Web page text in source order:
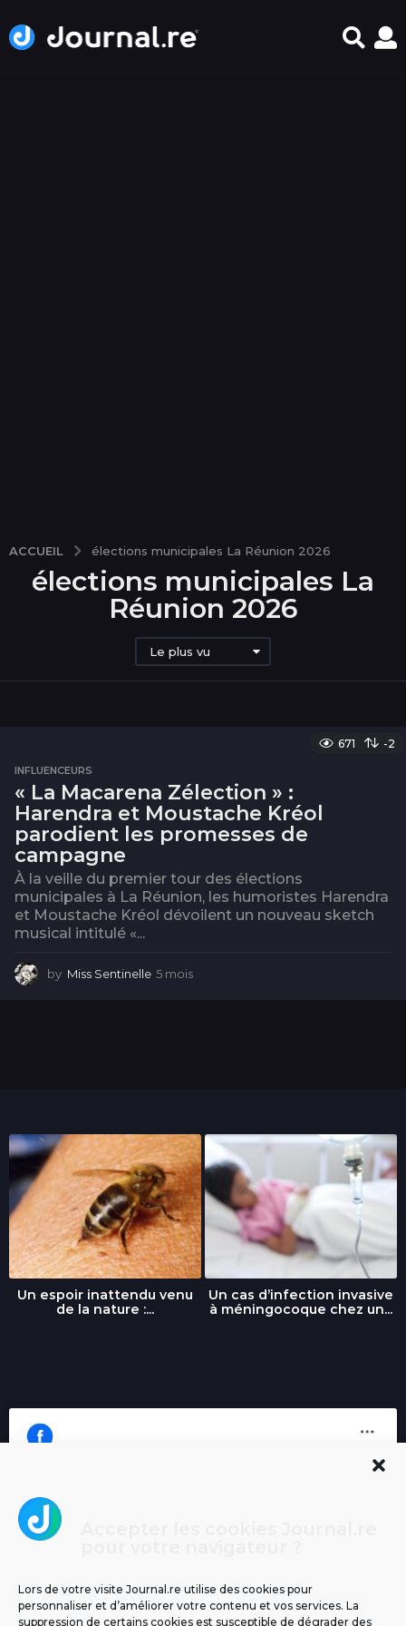
Lors de votre visite Journal.re utilise des cookies pour
personnaliser et d’améliorer votre contenu et vos services. La
suppression de certains cookies est susceptible de dégrader des
ACCUEIL élections municipales La Réunion 2026
élections municipales La
Réunion 2026
Le plus vu
671 -2
INFLUENCEURS
« La Macarena Zélection » :
Harendra et Moustache Kréol
parodient les promesses de
campagne
À la veille du premier tour des élections
municipales à La Réunion, les humoristes Harendra
et Moustache Kréol dévoilent un nouveau sketch
musical intitulé «...
by Miss Sentinelle 5 mois
Un espoir inattendu venu
de la nature :...
Un cas d’infection invasive
à méningocoque chez un...